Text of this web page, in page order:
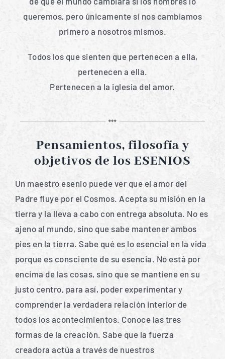
queremos, pero únicamente si nos cambiamos
primero a nosotros mismos.
Todos los que sienten que pertenecen a ella,
pertenecen a ella.
Pertenecen a la iglesia del amor.
Pensamientos, filosofía y
objetivos de los ESENIOS
Un maestro esenio puede ver que el amor del
Padre fluye por el Cosmos. Acepta su misión en la
tierra y la lleva a cabo con entrega absoluta. No es
ajeno al mundo, sino que sabe mantener ambos
pies en la tierra. Sabe qué es lo esencial en la vida
porque es consciente de su esencia. No está por
encima de las cosas, sino que se mantiene en su
justo centro, para así, poder experimentar y
comprender la verdadera relación interior de
todos los acontecimientos. Conoce las tres
formas de la creación. Sabe que la fuerza
creadora actúa a través de nuestros